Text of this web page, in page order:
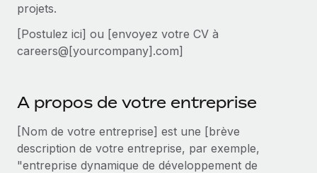
Connecter Nouveau
Connectez n'importe quel outil d’IA à Remote grâce à
Intégrations
Rationalisez vos processus avec des outils essentiels
SERVICES
Entreprise
Intégrez les RH à l’international de manière flexible
Devenir partenaire
Explorez avec nous vos opportunités de partenariat
Checklists et modèles
Descriptions de postes
Événements
Salle de presse
Données sur les salaires et les talents
日本語
한국어
projets.
[Postulez ici] ou [envoyez votre CV à
careers@[yourcompany].com]
A propos de votre entreprise
[Nom de votre entreprise] est une [brève
description de votre entreprise, par exemple,
"entreprise dynamique de développement de